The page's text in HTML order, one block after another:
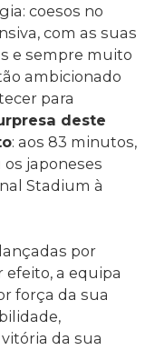
coesos no
com as suas
e sempre muito
ambicionado
para
deste
: aos 83 minutos,
japoneses
Stadium à
por
a equipa
força da sua
da sua